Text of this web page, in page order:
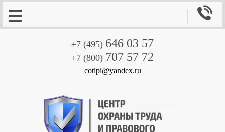
+7 (495) 646 03 57
+7 (800) 707 57 72
cotipi@yandex.ru
